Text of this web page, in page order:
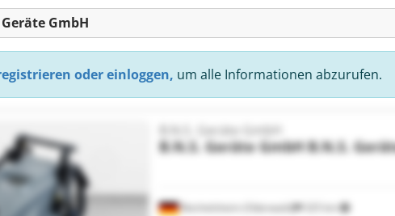
GmbH
oder einloggen, um alle Informationen abzurufen.
Reichelsheim (Odenwald)
B.N.S. Geräte GmbH
B.N.S. Geräte GmbHB.N.S.